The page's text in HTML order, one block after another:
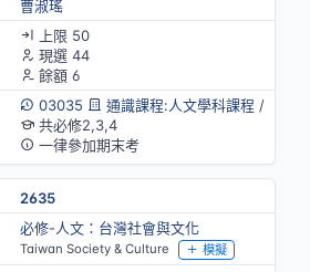
曹淑瑤
上限 50
現選 44
餘額 6
03035
通識課程:人文學科課程 /
共必修2,3,4
一律參加期末考
2635
必修-人文：台灣社會與文化
Taiwan Society & Culture 模擬